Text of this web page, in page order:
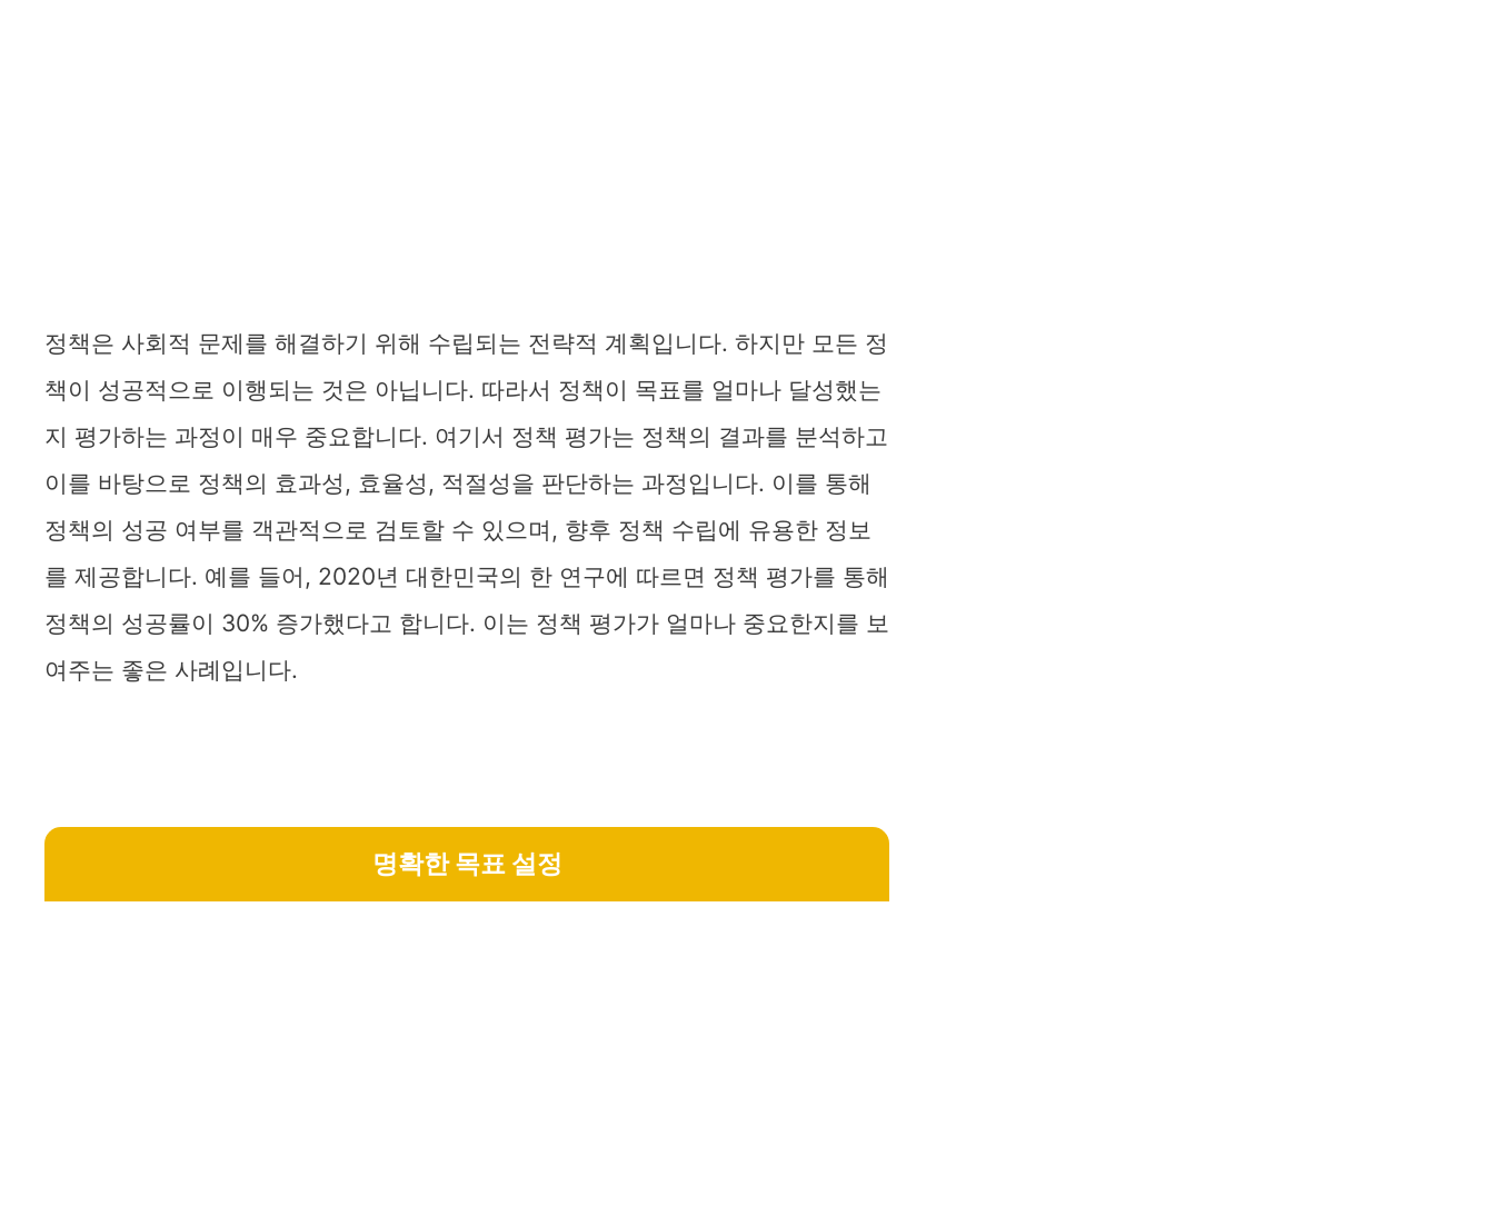
정책은 사회적 문제를 해결하기 위해 수립되는 전략적 계획입니다. 하지만 모든 정
책이 성공적으로 이행되는 것은 아닙니다. 따라서 정책이 목표를 얼마나 달성했는
지 평가하는 과정이 매우 중요합니다. 여기서 정책 평가는 정책의 결과를 분석하고
이를 바탕으로 정책의 효과성, 효율성, 적절성을 판단하는 과정입니다. 이를 통해
정책의 성공 여부를 객관적으로 검토할 수 있으며, 향후 정책 수립에 유용한 정보
를 제공합니다. 예를 들어, 2020년 대한민국의 한 연구에 따르면 정책 평가를 통해
정책의 성공률이 30% 증가했다고 합니다. 이는 정책 평가가 얼마나 중요한지를 보
여주는 좋은 사례입니다.
명확한 목표 설정